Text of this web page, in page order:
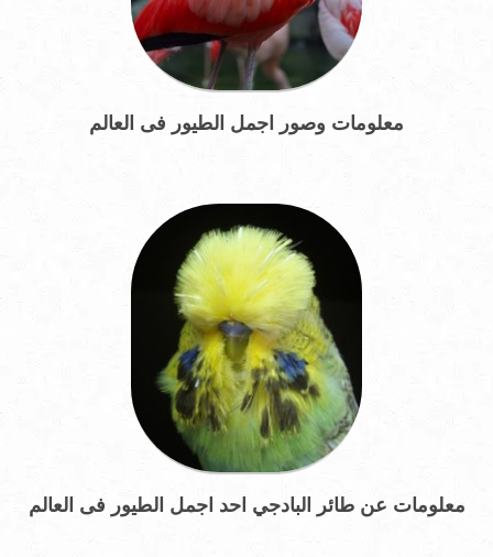
معلومات وصور اجمل الطيور فى العالم
معلومات عن طائر البادجي احد اجمل الطيور فى العالم